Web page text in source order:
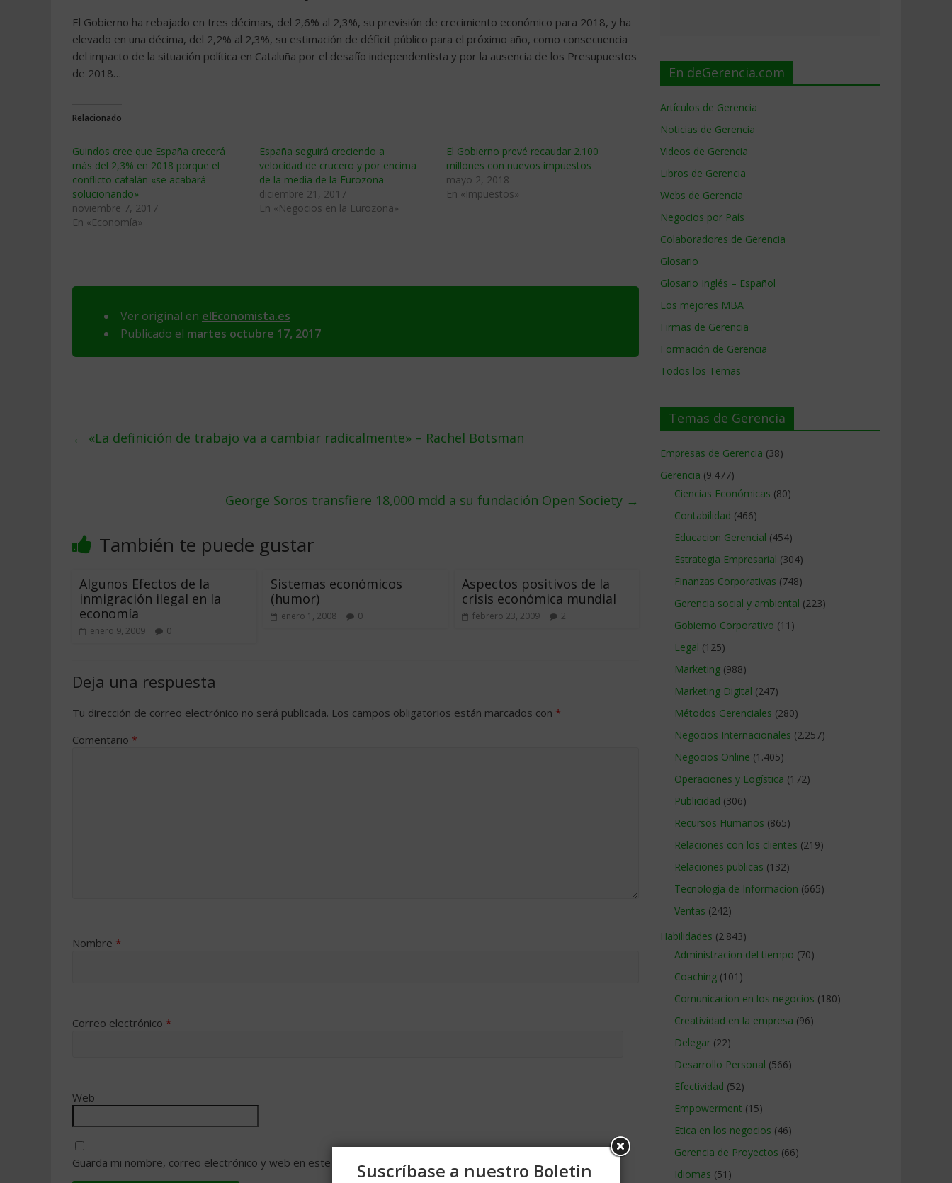
El Gobierno ha rebajado en tres décimas, del 2,6% al 2,3%, su previsión de crecimiento económico para 2018, y ha
elevado en una décima, del 2,2% al 2,3%, su estimación de déficit público para el próximo año, como consecuencia
del impacto de la situación política en Cataluña por el desafío independentista y por la ausencia de los Presupuestos
de 2018…
Relacionado
Guindos cree que España crecerá
más del 2,3% en 2018 porque el
conflicto catalán «se acabará
solucionando»
noviembre 7, 2017
En «Economía»
España seguirá creciendo a
velocidad de crucero y por encima
de la media de la Eurozona
diciembre 21, 2017
En «Negocios en la Eurozona»
El Gobierno prevé recaudar 2.100
millones con nuevos impuestos
mayo 2, 2018
En «Impuestos»
Ver original en elEconomista.es
Publicado el martes octubre 17, 2017
← «La definición de trabajo va a cambiar radicalmente» – Rachel Botsman
George Soros transfiere 18,000 mdd a su fundación Open Society →
También te puede gustar
Algunos Efectos de la
inmigración ilegal en la
economía
enero 9, 2009 0
Sistemas económicos
(humor)
enero 1, 2008 0
Aspectos positivos de la
crisis económica mundial
febrero 23, 2009 2
Deja una respuesta
Tu dirección de correo electrónico no será publicada. Los campos obligatorios están marcados con *
Comentario *
Nombre *
Correo electrónico *
Web
Guarda mi nombre, correo electrónico y web en este navegador para la próxima vez que comente.
En deGerencia.com
Artículos de Gerencia
Noticias de Gerencia
Videos de Gerencia
Libros de Gerencia
Webs de Gerencia
Negocios por País
Colaboradores de Gerencia
Glosario
Glosario Inglés – Español
Los mejores MBA
Firmas de Gerencia
Formación de Gerencia
Todos los Temas
Temas de Gerencia
Empresas de Gerencia (38)
Gerencia (9.477)
Ciencias Económicas (80)
Contabilidad (466)
Educacion Gerencial (454)
Estrategia Empresarial (304)
Finanzas Corporativas (748)
Gerencia social y ambiental (223)
Gobierno Corporativo (11)
Legal (125)
Marketing (988)
Marketing Digital (247)
Métodos Gerenciales (280)
Negocios Internacionales (2.257)
Negocios Online (1.405)
Operaciones y Logística (172)
Publicidad (306)
Recursos Humanos (865)
Relaciones con los clientes (219)
Relaciones publicas (132)
Tecnologia de Informacion (665)
Ventas (242)
Habilidades (2.843)
Administracion del tiempo (70)
Coaching (101)
Comunicacion en los negocios (180)
Creatividad en la empresa (96)
Delegar (22)
Desarrollo Personal (566)
Efectividad (52)
Empowerment (15)
Etica en los negocios (46)
Gerencia de Proyectos (66)
Idiomas (51)
Suscríbase a nuestro Boletin